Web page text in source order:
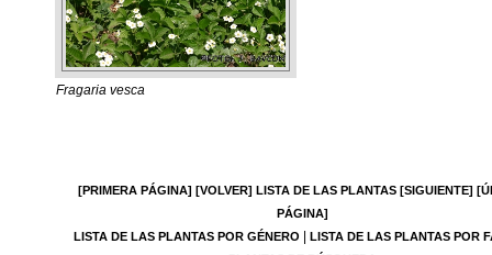
Fragaria vesca
[PRIMERA PÁGINA] [VOLVER] LISTA DE LAS PLANTAS [SIGUIENTE]
PÁGINA]
LISTA DE LAS PLANTAS POR GÉNERO
LISTA DE LAS PLANTAS POR